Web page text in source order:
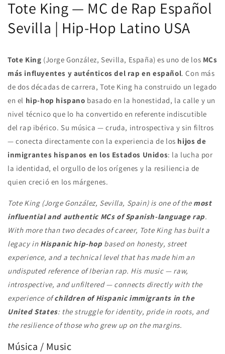
Tote King — MC de Rap Español
Sevilla | Hip-Hop Latino USA
Tote King (Jorge González, Sevilla, España) es uno de los MCs
más influyentes y auténticos del rap en español. Con más
de dos décadas de carrera, Tote King ha construido un legado
en el hip-hop hispano basado en la honestidad, la calle y un
nivel técnico que lo ha convertido en referente indiscutible
del rap ibérico. Su música — cruda, introspectiva y sin filtros
— conecta directamente con la experiencia de los hijos de
inmigrantes hispanos en los Estados Unidos: la lucha por
la identidad, el orgullo de los orígenes y la resiliencia de
quien creció en los márgenes.
Tote King (Jorge González, Sevilla, Spain) is one of the most
influential and authentic MCs of Spanish-language rap.
With more than two decades of career, Tote King has built a
legacy in Hispanic hip-hop based on honesty, street
experience, and a technical level that has made him an
undisputed reference of Iberian rap. His music — raw,
introspective, and unfiltered — connects directly with the
experience ofchildren of Hispanic immigrants in the
United States: the struggle for identity, pride in roots, and
the resilience of those who grew up on the margins.
Música / Music